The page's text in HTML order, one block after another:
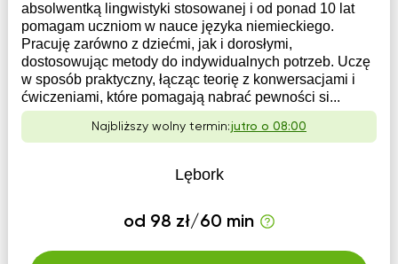
absolwentką lingwistyki stosowanej i od ponad 10 lat
pomagam uczniom w nauce języka niemieckiego.
Pracuję zarówno z dziećmi, jak i dorosłymi,
dostosowując metody do indywidualnych potrzeb. Uczę
w sposób praktyczny, łącząc teorię z konwersacjami i
ćwiczeniami, które pomagają nabrać pewności si...
Najbliższy wolny termin:jutro o 08:00
Lębork
od 98 zł/60 min